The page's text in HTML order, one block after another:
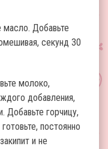
масло. Добавьте
секунд 30
молоко,
добавления,
Добавьте горчицу,
постоянно
и не